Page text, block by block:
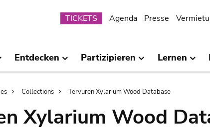
Submenu
TICKETS Agenda Presse
Entdecken Partizipieren Lernen
Collections Tervuren Xylarium Wood Database
Xylarium Wood